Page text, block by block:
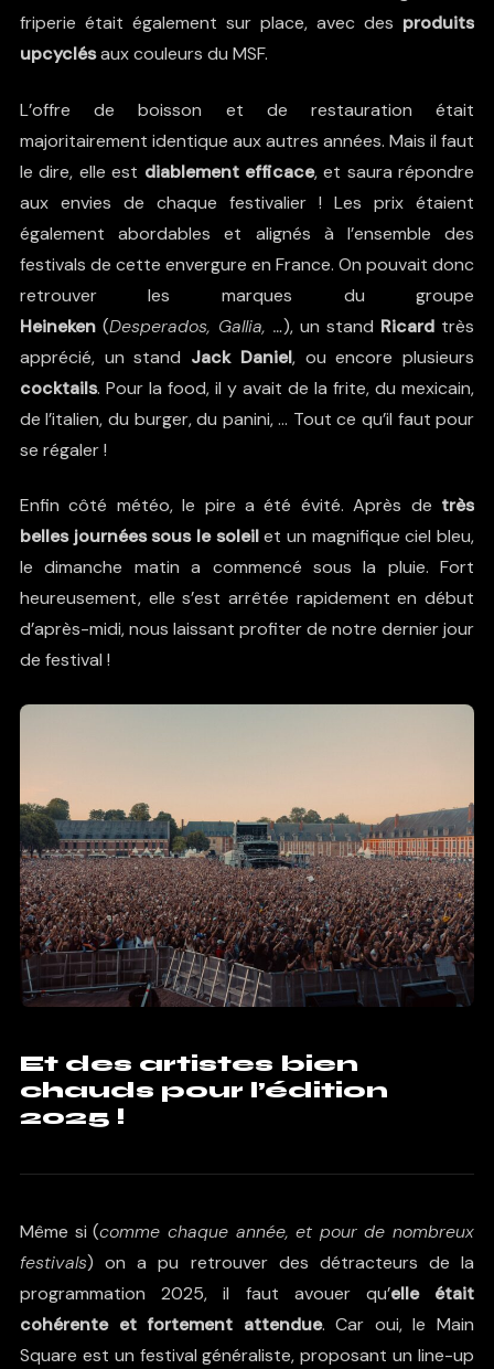
friperie était également sur place, avec des produits
upcyclésaux couleurs du MSF.
L’offre de boisson et de restauration était
majoritairement identique aux autres années. Mais il faut
le dire, elle est diablement efficace, et saura répondre
aux envies de chaque festivalier ! Les prix étaient
également abordables et alignés à l’ensemble des
festivals de cette envergure en France. On pouvait donc
retrouver les marques du groupe
Heineken(Desperados, Gallia, …), un stand Ricard très
apprécié, un stand Jack Daniel, ou encore plusieurs
cocktails. Pour la food, il y avait de la frite, du mexicain,
de l’italien, du burger, du panini, … Tout ce qu’il faut pour
se régaler !
Enfin côté météo, le pire a été évité. Après de très
belles journées sous le soleilet un magnifique ciel bleu,
le dimanche matin a commencé sous la pluie. Fort
heureusement, elle s’est arrêtée rapidement en début
d’après-midi, nous laissant profiter de notre dernier jour
de festival !
Et des artistes bien
chauds pour l’édition
2025 !
Même si (comme chaque année, et pour de nombreux
festivals) on a pu retrouver des détracteurs de la
programmation 2025, il faut avouer qu’elle était
cohérente et fortement attendue. Car oui, le Main
Square est un festival généraliste, proposant un line-up